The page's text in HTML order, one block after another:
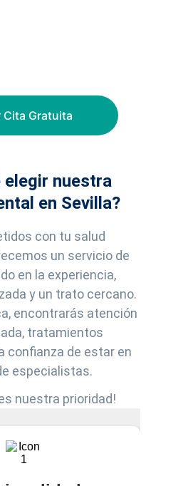
Cita Gratuita
elegir nuestra
en Sevilla?
con tu salud
un servicio de
en la experiencia,
y un trato cercano.
encontrarás atención
tratamientos
confianza de estar en
especialistas.
nuestra prioridad!